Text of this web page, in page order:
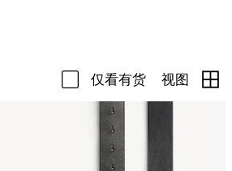
仅看有货 视图